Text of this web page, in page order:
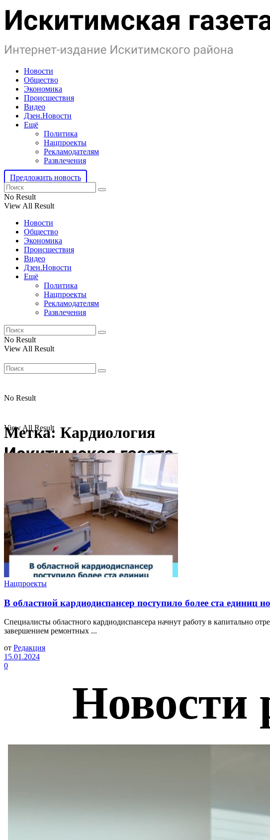
Новости
Общество
Экономика
Происшествия
Видео
Дзен.Новости
Ещё
Политика
Нацпроекты
Рекламодателям
Развлечения
Предложить новость
No Result
View All Result
Новости
Общество
Экономика
Происшествия
Видео
Дзен.Новости
Ещё
Политика
Нацпроекты
Рекламодателям
Развлечения
No Result
View All Result
No Result
View All Result
Метка: Кардиология
Нацпроекты
В областной кардиодиспансер поступило более ста единиц
Специалисты областного кардиодиспансера начнут работу в капитально
завершением ремонтных ...
от Редакция
15.01.2024
0